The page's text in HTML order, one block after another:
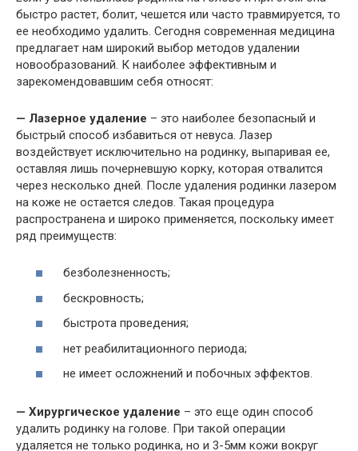
быстро растет, болит, чешется или часто травмируется, то
ее необходимо удалить. Сегодня современная медицина
предлагает нам широкий выбор методов удалении
новообразований. К наиболее эффективным и
зарекомендовавшим себя относят:
— Лазерное удаление – это наиболее безопасный и
быстрый способ избавиться от невуса. Лазер
воздействует исключительно на родинку, выпаривая ее,
оставляя лишь почерневшую корку, которая отвалится
через несколько дней. После удаления родинки лазером
на коже не остается следов. Такая процедура
распространена и широко применяется, поскольку имеет
ряд преимуществ:
безболезненность;
бескровность;
быстрота проведения;
нет реабилитационного периода;
не имеет осложнений и побочных эффектов.
— Хирургическое удаление – это еще один способ
удалить родинку на голове. При такой операции
удаляется не только родинка, но и 3-5мм кожи вокруг